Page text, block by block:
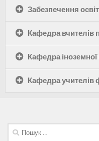
Забезпечення
Кафедра вчителів
Кафедра
Кафедра учителів
Пошук: